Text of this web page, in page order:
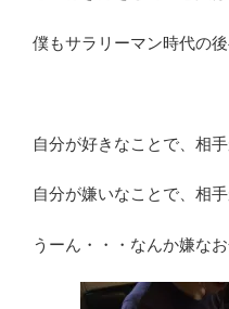
僕もサラリーマン時代の
自分が好きなことで、相手
自分が嫌いなことで、相手
うーん・・・なんか嫌な